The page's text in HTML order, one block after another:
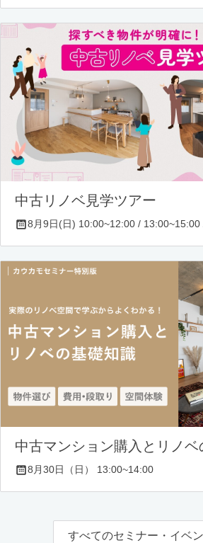
中古リノベ見学ツアー
8月9日(日) 10:00~12:00 /
中古マンション購入とリノベ
8月30日（日） 13:00~14:00
すべてのセミナー・イベ